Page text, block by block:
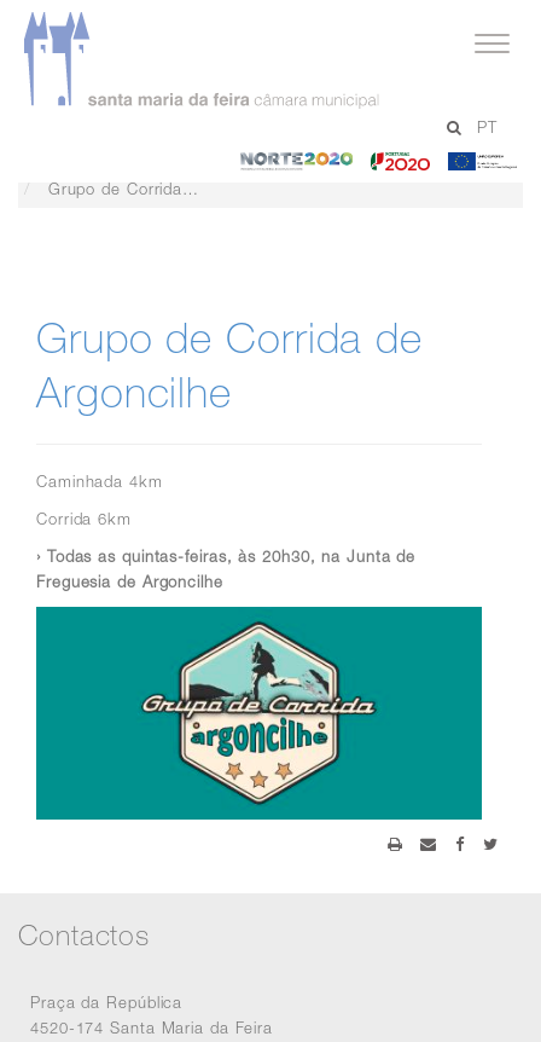
PT
Norte
Portugal
serviços
Grupo de Corrida de Argoncilhe
Grupo de Corrida de
Argoncilhe
Caminhada 4km
Corrida 6km
› Todas as quintas-feiras, às 20h30, na Junta de
Freguesia de Argoncilhe
Contactos
Praça da República
4520-174 Santa Maria da Feira